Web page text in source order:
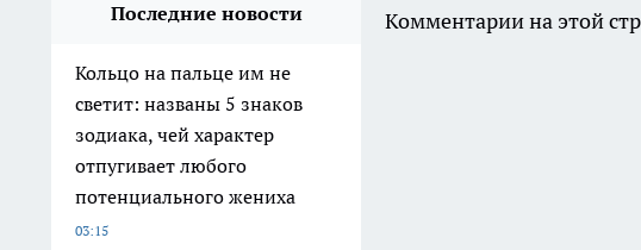
Последние новости
Кольцо на пальце им не
светит: названы 5 знаков
зодиака, чей характер
отпугивает любого
потенциального жениха
03:15
Комментарии на этой